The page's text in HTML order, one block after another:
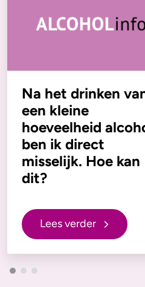
Na het drinken
een kleine
hoeveelheid
ben ik direct
misselijk. Hoe kan
dit?
Lees verder